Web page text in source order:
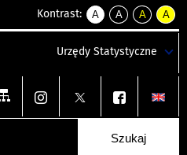
Kontrast:
A
kontrast
A
kontrast
tekst
czarnym
A
kontrast
tekst
czarnym
A
tekst
żółtym
Urzędy Statystyczne